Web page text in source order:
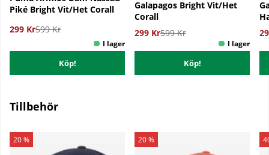
Piké Bright Vit/Het Corall
299 Kr599 Kr
Köp!
Galapagos Bright Vit/Het
Corall
299 Kr599 Kr
Köp!
Tillbehör
20 % 20 %